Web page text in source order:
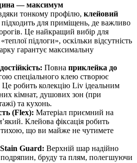
— максимум
тонкому профілю, клейовий
підходить для приміщень, де важливо
Це найкращий вибір для
підлоги», оскільки відсутність
гарантує максимальну
Повна приклейка до
спеціального клею створює
робить колекцію Liv ідеальним
кімнат, душових зон (при
та кухонь.
(Flex): Матеріал приємний на
Клейова фіксація робить
тихою, що ви майже не чутимете
Guard: Верхній шар надійно
подряпин, бруду та плям, полегшуючи